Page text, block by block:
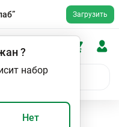
Загрузить
?
набор
Нет
Гистологические